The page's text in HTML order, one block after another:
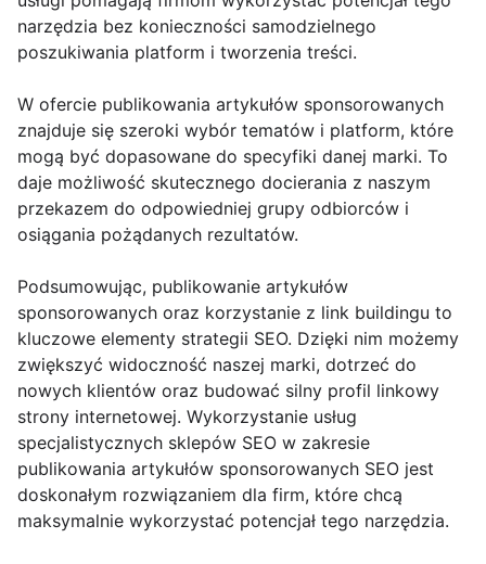
narzędzia bez konieczności samodzielnego
poszukiwania platform i tworzenia treści.
W ofercie publikowania artykułów sponsorowanych
znajduje się szeroki wybór tematów i platform, które
mogą być dopasowane do specyfiki danej marki. To
daje możliwość skutecznego docierania z naszym
przekazem do odpowiedniej grupy odbiorców i
osiągania pożądanych rezultatów.
Podsumowując, publikowanie artykułów
sponsorowanych oraz korzystanie z link buildingu to
kluczowe elementy strategii SEO. Dzięki nim możemy
zwiększyć widoczność naszej marki, dotrzeć do
nowych klientów oraz budować silny profil linkowy
strony internetowej. Wykorzystanie usług
specjalistycznych sklepów SEO w zakresie
publikowania artykułów sponsorowanych SEO jest
doskonałym rozwiązaniem dla firm, które chcą
maksymalnie wykorzystać potencjał tego narzędzia.